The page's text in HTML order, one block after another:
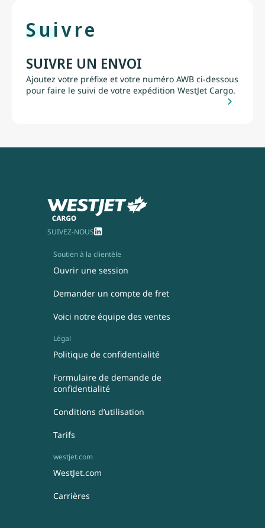
Suivre
SUIVRE UN ENVOI
Ajoutez votre préfixe et votre numéro AWB ci-dessous
pour faire le suivi de votre expédition WestJet Cargo.
SUIVEZ-NOUS
Soutien à la clientèle
Ouvrir une session
Demander un compte de fret
Voici notre équipe des ventes
Légal
Politique de confidentialité
Formulaire de demande de
confidentialité
Conditions d’utilisation
Tarifs
westjet.com
WestJet.com
Carrières